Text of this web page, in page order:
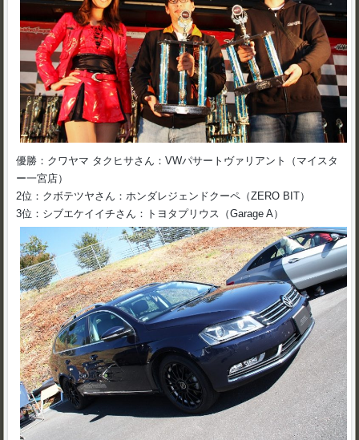
優勝：クワヤマ タクヒサさん：VWパサートヴァリアント（マイスタ
ー一宮店）
2位：クボテツヤさん：ホンダレジェンドクーペ（ZERO BIT）
3位：シブエケイイチさん：トヨタプリウス（Garage A）